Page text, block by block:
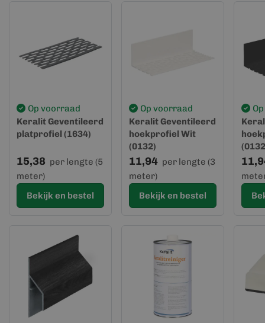
Op voorraad
Keralit Geventileerd
platprofiel (1634)
15,38 per lengte (5
meter)
Bekijk en bestel
Op voorraad
Keralit Geventileerd
hoekprofiel Wit
(0132)
11,94 per lengte (3
meter)
Bekijk en bestel